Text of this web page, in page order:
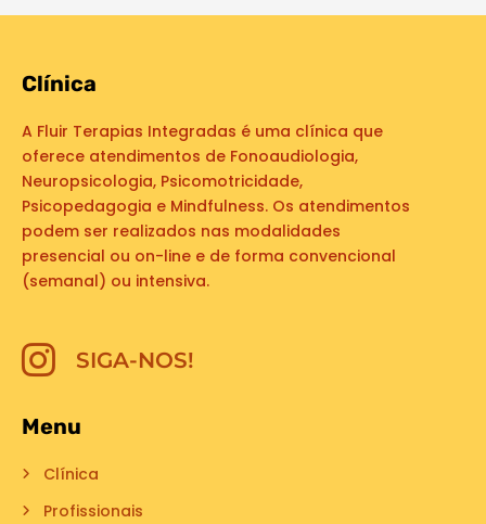
Clínica
A Fluir Terapias Integradas é uma clínica que
oferece atendimentos de Fonoaudiologia,
Neuropsicologia, Psicomotricidade,
Psicopedagogia e Mindfulness. Os atendimentos
podem ser realizados nas modalidades
presencial ou on-line e de forma convencional
(semanal) ou intensiva.
SIGA-NOS!
Menu
Clínica
Profissionais